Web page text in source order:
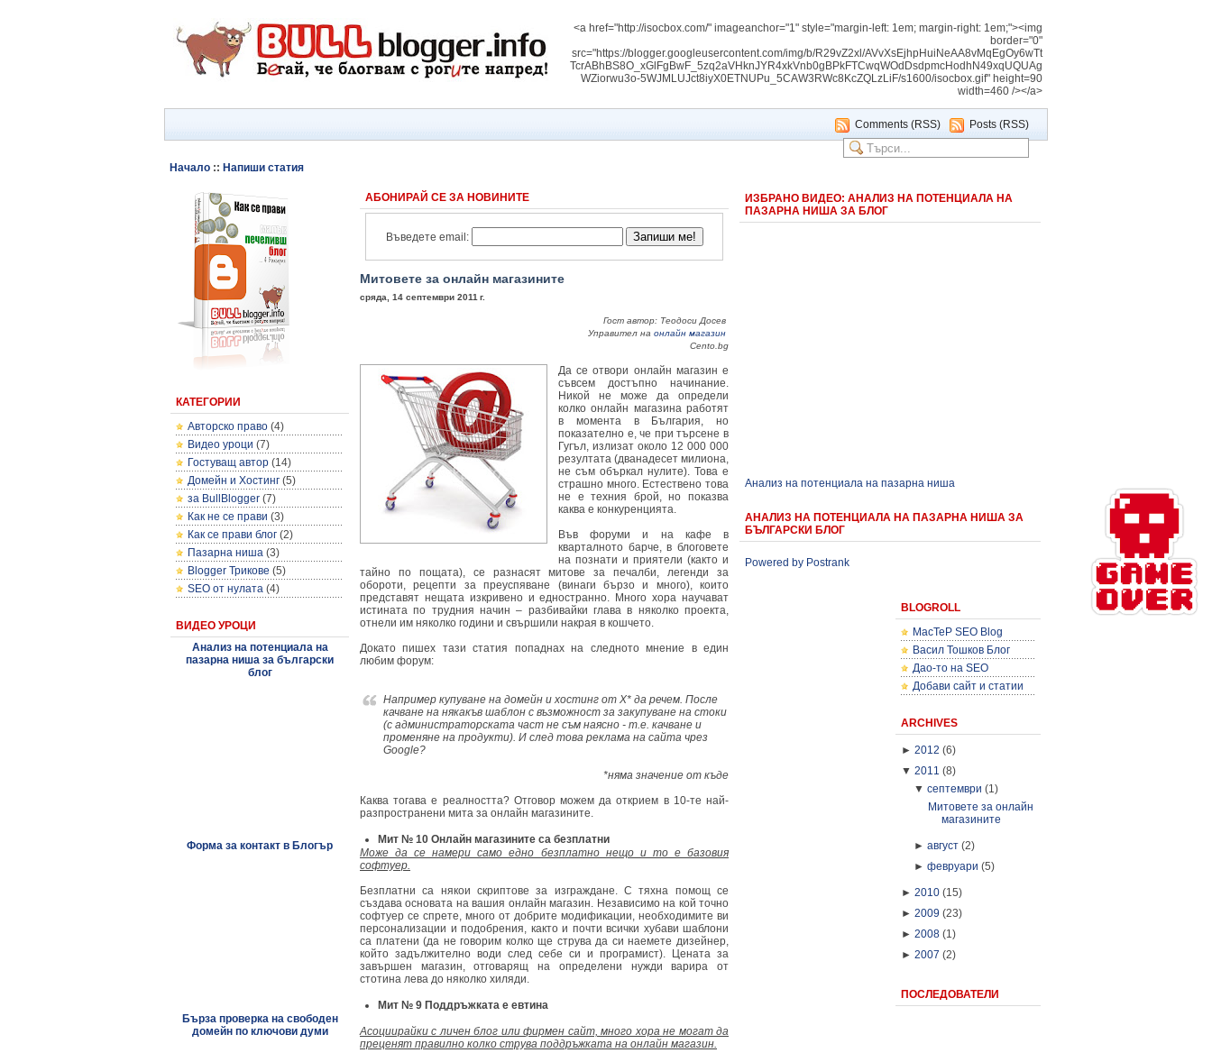
<a href="http://isocbox.com/" imageanchor="1" style="margin-left: 1em; margin-right: 1em;"><img
border="0"
src="https://blogger.googleusercontent.com/img/b/R29vZ2xl/AVvXsEjhpHuiNeAA8vMqEgOy6wTt
TcrABhBS8O_xGlFgBwF_5zq2aVHknJYR4xkVnb0gBPkFTCwqWOdDsdpmcHodhN49xqUQUAg
WZiorwu3o-5WJMLUJct8iyX0ETNUPu_5CAW3RWc8KcZQLzLiF/s1600/isocbox.gif" height=90
width=460 /></a>
Posts (RSS)
Comments (RSS)
Начало :: Напиши статия
КАТЕГОРИИ
Авторско право (4)
Видео уроци (7)
Гостуващ автор (14)
Домейн и Хостинг (5)
за BullBlogger (7)
Как не се прави (3)
Как се прави блог (2)
Пазарна ниша (3)
Blogger Трикове (5)
SEO от нулата (4)
ВИДЕО УРОЦИ
Анализ на потенциала на
пазарна ниша за български
блог
Форма за контакт в Блогър
Бърза проверка на свободен
домейн по ключови думи
АБОНИРАЙ СЕ ЗА НОВИНИТЕ
Въведете email:
Митовете за онлайн магазините
сряда, 14 септември 2011 г.
Гост автор: Теодоси Досев
Управител на онлайн магазин
Cento.bg
Да се отвори онлайн магазин е
съвсем достъпно начинание.
Никой не може да определи
колко онлайн магазина работят
в момента в България, но
показателно е, че при търсене в
Гугъл, излизат около 12 000 000
резултата (дванадесет милиона,
не съм объркал нулите). Това е
страшно много. Естествено това
не е техния брой, но показва
каква е конкуренцията.
Във форуми и на кафе в
кварталното барче, в блоговете
на познати и приятели (както и
тайно по пощата), се разнасят митове за печалби, легенди за
обороти, рецепти за преуспяване (винаги бързо и много), които
представят нещата изкривено и едностранно. Много хора научават
истината по трудния начин – разбивайки глава в няколко проекта,
отнели им няколко години и свършили накрая в кошчето.
Докато пишех тази статия попаднах на следното мнение в един
любим форум:
Например купуване на домейн и хостинг от Х* да речем. После
качване на някакъв шаблон с възможност за закупуване на стоки
(с администраторската част не съм наясно - т.е. качване и
променяне на продукти). И след това реклама на сайта чрез
Google?
*няма значение от къде
Каква тогава е реалността? Отговор можем да открием в 10-те най-
разпространени мита за онлайн магазините.
Мит № 10 Онлайн магазините са безплатни
Може да се намери само едно безплатно нещо и то е базовия
софтуер.
Безплатни са някои скриптове за изграждане. С тяхна помощ се
създава основата на вашия онлайн магазин. Независимо на кой точно
софтуер се спрете, много от добрите модификации, необходимите ви
персонализации и подобрения, както и почти всички хубави шаблони
са платени (да не говорим колко ще струва да си наемете дизейнер,
който задължително води след себе си и програмист). Цената за
завършен магазин, отговарящ на определени нужди варира от
стотина лева до няколко хиляди.
Мит № 9 Поддръжката е евтина
Асоциирайки с личен блог или фирмен сайт, много хора не могат да
преценят правилно колко струва поддръжката на онлайн магазин.
ИЗБРАНО ВИДЕО: АНАЛИЗ НА ПОТЕНЦИАЛА НА
ПАЗАРНА НИША ЗА БЛОГ
Анализ на потенциала на пазарна ниша
АНАЛИЗ НА ПОТЕНЦИАЛА НА ПАЗАРНА НИША ЗА
БЪЛГАРСКИ БЛОГ
Powered by Postrank
BLOGROLL
MacTeP SEO Blog
Васил Тошков Блог
Дао-то на SEO
Добави сайт и статии
ARCHIVES
► 2012 (6)
▼ 2011 (8)
▼септември (1)
Митовете за онлайн
магазините
►август (2)
►февруари (5)
► 2010 (15)
► 2009 (23)
► 2008 (1)
► 2007 (2)
ПОСЛЕДОВАТЕЛИ